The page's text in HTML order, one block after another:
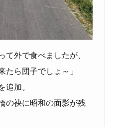
て外で食べましたが、
たら団子でしょ～」
追加。
の袂に昭和の面影が残